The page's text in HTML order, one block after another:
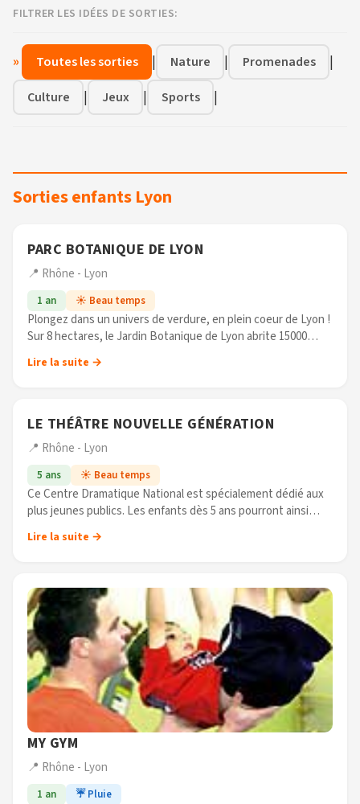
FILTRER LES IDÉES DE SORTIES:
» Toutes les sorties | Nature | Promenades |
Culture | Jeux | Sports |
Sorties enfants Lyon
PARC BOTANIQUE DE LYON
📍 Rhône - Lyon
1 an ☀️ Beau temps
Plongez dans un univers de verdure, en plein coeur de Lyon !
Sur 8 hectares, le Jardin Botanique de Lyon abrite 15000
la promenade, (...)
Lire la suite →
LE THÉÂTRE NOUVELLE GÉNÉRATION
📍 Rhône - Lyon
5 ans ☀️ Beau temps
Ce Centre Dramatique National est spécialement dédié aux
plus jeunes publics. Les enfants dès 5 ans pourront ainsi
Théâtre (...)
Lire la suite →
MY GYM
📍 Rhône - Lyon
1 an ☔ Pluie